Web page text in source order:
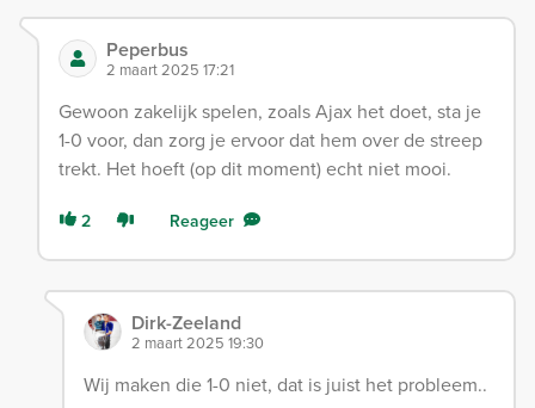
Peperbus
2 maart 2025 17:21
Gewoon zakelijk spelen, zoals Ajax het doet, sta je
1-0 voor, dan zorg je ervoor dat hem over de streep
trekt. Het hoeft (op dit moment) echt niet mooi.
2 Reageer
Dirk-Zeeland
2 maart 2025 19:30
Wij maken die 1-0 niet, dat is juist het probleem..